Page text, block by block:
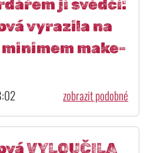
jí svědčí:
vyrazila na
make-
zobrazit podobné
VYLOUČILA